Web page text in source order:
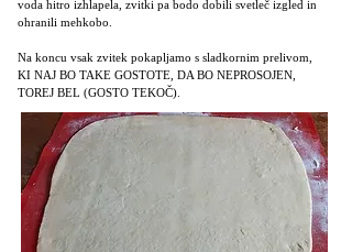
voda hitro izhlapela, zvitki pa bodo dobili svetleč izgled in
ohranili mehkobo.
Na koncu vsak zvitek pokapljamo s sladkornim prelivom,
KI NAJ BO TAKE GOSTOTE, DA BO NEPROSOJEN,
TOREJ BEL (GOSTO TEKOČ).